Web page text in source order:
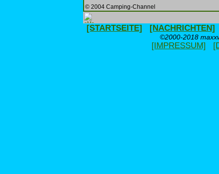
© 2004 Camping-Channel
[STARTSEITE] [NACHRICHTEN]
©2000-2018
[IMPRESSUM]